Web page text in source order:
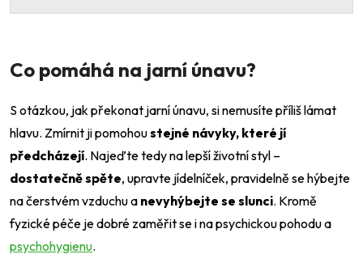
Co pomáhá na jarní únavu?
S otázkou, jak překonat jarní únavu, si nemusíte příliš lámat
hlavu. Zmírnit ji pomohoustejné návyky, které jí
předcházejí. Najeďte tedy na lepší životní styl –
dostatečně spěte, upravte jídelníček, pravidelně se hýbejte
na čerstvém vzduchu a nevyhýbejte se slunci. Kromě
fyzické péče je dobré zaměřit se i na psychickou pohodu a
psychohygienu.